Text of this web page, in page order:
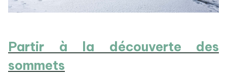
Partir à la découverte des
sommets